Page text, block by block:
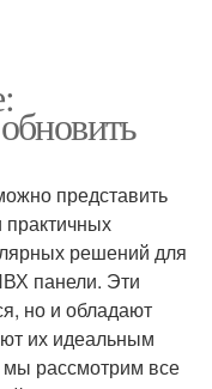
представить
практичных
решений для
панели. Эти
но и обладают
их идеальным
мы рассмотрим все